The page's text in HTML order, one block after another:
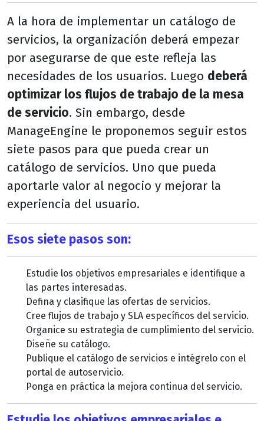
A la hora de implementar un catálogo de
servicios, la organización deberá empezar
por asegurarse de que este refleja las
necesidades de los usuarios. Luego deberá
optimizar los flujos de trabajo de la mesa
de servicio. Sin embargo, desde
ManageEngine le proponemos seguir estos
siete pasos para que pueda crear un
catálogo de servicios. Uno que pueda
aportarle valor al negocio y mejorar la
experiencia del usuario.
Esos siete pasos son:
Estudie los objetivos empresariales e identifique a
las partes interesadas.
Defina y clasifique las ofertas de servicios.
Cree flujos de trabajo y SLA específicos del servicio.
Organice su estrategia de cumplimiento del servicio.
Diseñe su catálogo.
Publique el catálogo de servicios e intégrelo con el
portal de autoservicio.
Ponga en práctica la mejora continua del servicio.